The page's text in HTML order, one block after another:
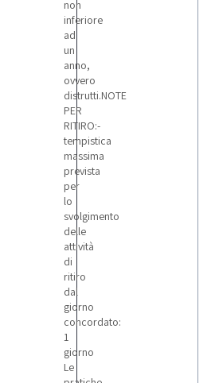
non
inferiore
ad
un
anno,
ovvero
distrutti.NOTE
PER
RITIRO:-
tempistica
massima
prevista
per
lo
svolgimento
delle
attività
di
ritiro
dal
giorno
concordato:
1
giorno
Le